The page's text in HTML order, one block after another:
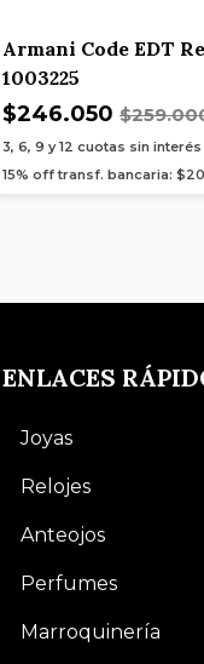
Armani Code EDT
1003225
$246.050
3, 6, 9 y 12 cuotas sin interés
15% off transf. bancaria:
ENLACES
Joyas
Relojes
Anteojos
Perfumes
Marroquinería